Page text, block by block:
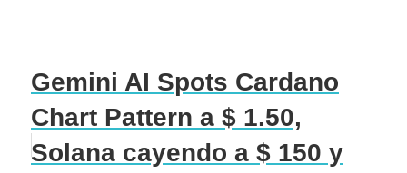
Gemini AI Spots Cardano
Chart Pattern a $ 1.50,
Solana cayendo a $ 150 y